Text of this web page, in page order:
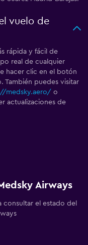
vuelo de
rápida y fácil de
real de cualquier
hacer clic en el botón
También puedes visitar
medsky.aero/ o
actualizaciones de
Airways
el estado del